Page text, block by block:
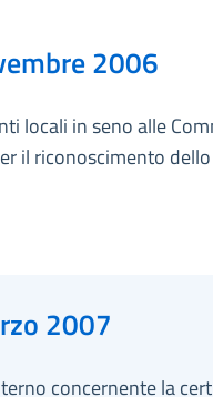
2006
locali in seno alle
il riconoscimento
2007
concernente la